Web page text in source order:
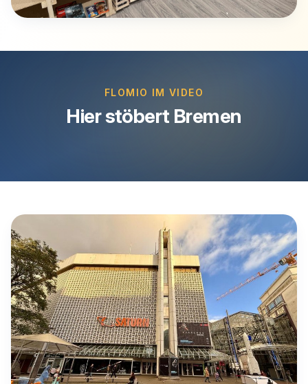
FLOMIO IM VIDEO
Hier stöbert Bremen
Video abspielen
Beim Klick wird das Video von Vimeo geladen.
Vimeo erhaelt dabei deine IP-Adresse.